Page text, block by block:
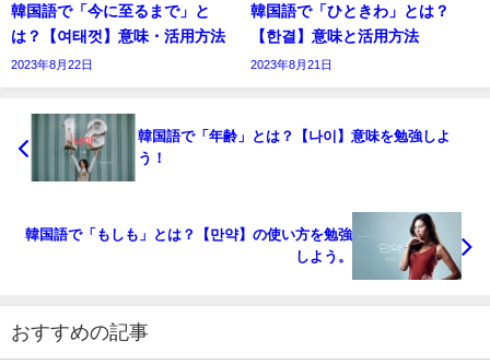
韓国語で「今に至るまで」と
は？【여태껏】意味・活用方法
2023年8月22日
韓国語で「ひときわ」とは？
【한결】意味と活用方法
2023年8月21日
韓国語で「年齢」とは？【나이】意味を勉強しよ
う！
韓国語で「もしも」とは？【만약】の使い方を勉強
しよう。
おすすめの記事